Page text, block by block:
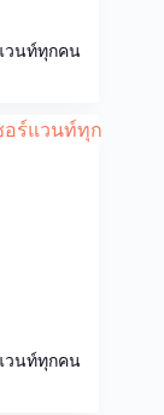
วนท์ทุกคน
วนท์ทุกคน